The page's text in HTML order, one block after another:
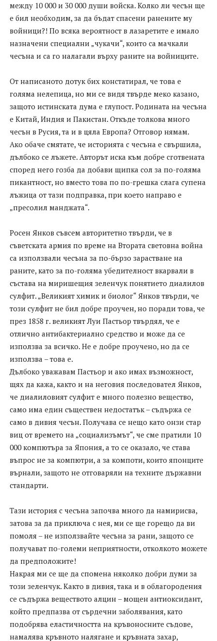
между 10 000 и 30 000 души войска. Колко ли чесън ще
е бил необходим, за да бъдат спасени ранените му
войници?! По всяка вероятност в лазаретите е имало
назначени специални „чукачи“, които са мачкали
чесъна и са го налагали върху раните на войниците.
От написаното дотук бих констатирал, че това е
голяма нелепица, но ми се видя твърде меко казано,
защото истинската дума е глупост. Родината на чесъна
е Китай, Индия и Пакистан. Откъде толкова много
чесън в Русия, та и в цяла Европа? Отговор нямам.
Ако обаче смятате, че историята с чесъна е свършила,
дълбоко се лъжете. Авторът иска към добре сготвената
според него гозба да добави щипка сол за по-голяма
пикантност, но вместо това по по-грешка слага супена
лъжица от тази подправка, при което направо е
„пресолил манджата“.
Росен Янков съвсем авторитетно твърди, че в
съветската армия по време на Втората световна война
са използвали чесъна за по-бързо зарастване на
раните, като за по-голяма убедителност вкарвали в
състава на миришещия зеленчук понятието диалилов
сулфит. „Великият химик и биолог“ Янков твърди, че
този сулфит не бил добре проучен, но поради това, че
през 1858 г. великият Луи Пастьор твърдял, че е
отлично антибактериално средство и може да се
използва за всичко. Не е добре проучено, но да се
използва – това е.
Дълбоко уважавам Пастьор и ако имах възможност,
щях да кажа, както и на неговия последовател Янков,
че диалиловият сулфит е много полезно вещество,
само има един съществен недостатък – съдържа се
само в дивия чесън. Получава се нещо като онзи стар
виц от времето на „социализъмът“, че сме пратили 10
000 компютъра за Япония, а то се оказало, че става
въпрос не за компютри, а за компоти, които японците
върнали, защото не отговаряли на техните държавни
стандарти.
Тази история с чесъна започва много да намирисва,
затова за да приключа с нея, ми се ще горещо да ви
помоля – не използвайте чесъна за рани, защото се
получават по-големи неприятности, отколкото можете
да предположите!
Накрая ми се ще да спомена няколко добри думи за
този зеленчук. Както в дивия, така и в облагородения
се съдържа веществото алцин – мощен антиоксидант,
който предпазва от сърдечни заболявания, като
подобрява еластичността на кръвоносните съдове,
намалява кръвното налягане и кръвната захар,